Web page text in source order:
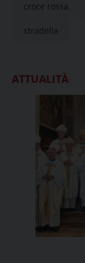
croce rossa
stradella
ATTUALITÀ